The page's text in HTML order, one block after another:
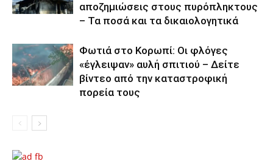
αποζημιώσεις στους πυρόπληκτους
– Τα ποσά και τα δικαιολογητικά
Φωτιά στο Κορωπί: Οι φλόγες
«έγλειψαν» αυλή σπιτιού – Δείτε
βίντεο από την καταστροφική
πορεία τους